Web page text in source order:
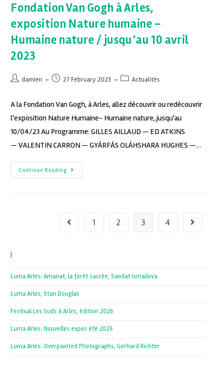
Fondation Van Gogh à Arles,
exposition Nature humaine –
Humaine nature / jusqu’au 10 avril
2023
damien 27 February 2023 Actualités
A la Fondation Van Gogh, à Arles, allez découvrir ou redécouvrir
l'exposition Nature Humaine- Humaine nature, jusqu'au
10/04/23 Au Programme: GILLES AILLAUD — ED ATKINS
— VALENTIN CARRON — GYÁRFÁS OLÁHSHARA HUGHES —…
Continue Reading
1 2 3 4
Luma Arles: Amanat, la forêt sacrée, Saodat Ismailova
Luma Arles, Stan Douglas
Festival Les Suds à Arles, édition 2026
Luma Arles: Nouvelles expos été 2026
Luma Arles: Overpainted Photographs, Gerhard Richter